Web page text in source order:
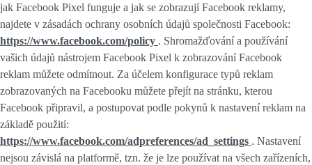
jak Facebook Pixel funguje a jak se zobrazují Facebook reklamy,
najdete v zásadách ochrany osobních údajů společnosti Facebook:
https://www.facebook.com/policy . Shromažďování a používání
vašich údajů nástrojem Facebook Pixel k zobrazování Facebook
reklam můžete odmítnout. Za účelem konfigurace typů reklam
zobrazovaných na Facebooku můžete přejít na stránku, kterou
Facebook připravil, a postupovat podle pokynů k nastavení reklam na
základě použití:
https://www.facebook.com/adpreferences/ad_settings . Nastavení
nejsou závislá na platformě, tzn. že je lze používat na všech zařízeních,